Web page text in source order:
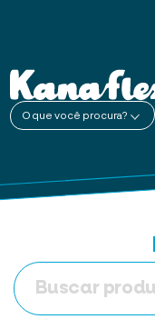
O que você procura?